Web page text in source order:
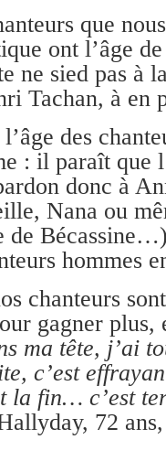
que
ont l’âge
ne sied pas à
Tachan, à en
des
: il paraît que
donc à
Nana ou
de
hommes
chanteurs
gagner plus,
ma tête, j’ai
c’est
la fin… c’est
72